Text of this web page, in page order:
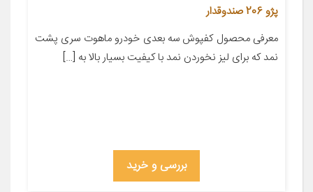
پژو 206 صندوقدار
معرفی محصول کفپوش سه بعدی خودرو ماهوت سری پشت
نمد که برای لیز نخوردن نمد با کیفیت بسیار بالا به […]
بررسی و خرید